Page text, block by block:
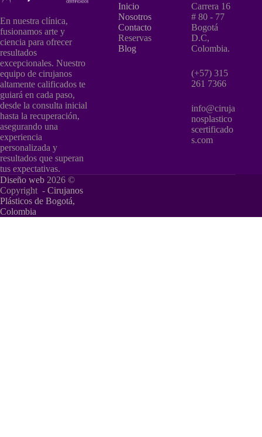
En nuestra clínica,
fusionamos arte y
ciencia para ofrecer
resultados
excepcionales. Nuestro
equipo de cirujanos
altamente calificados te
guiará en cada paso,
desde la consulta inicial
hasta la recuperación,
asegurando una
experiencia
personalizada y
resultados que superan
tus expectativas.
Inicio
Nosotros
Contacto
Reservas
Blog
Carrera 16
# 80 - 77
Bogotá
D.C,
Colombia.
(+57) 315
261 7366
info@ciruja
nosplastico
scertificado
s.com
Diseño web 2026 ©
Copyright - Cirujanos
Plásticos de Bogotá,
Colombia